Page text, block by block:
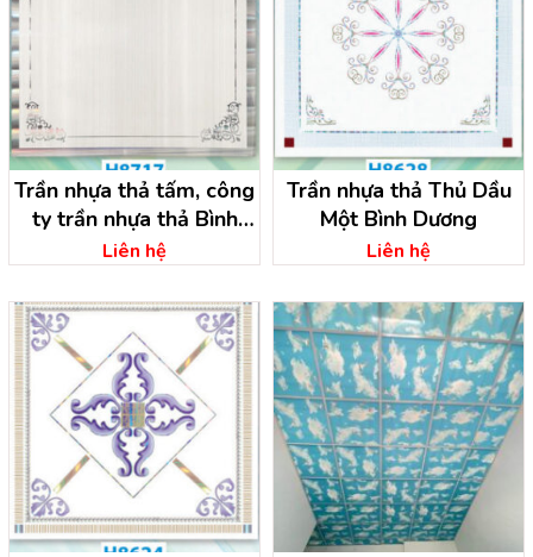
Trần nhựa thả tấm, công
ty trần nhựa thả Bình
Dương
Liên hệ
Trần nhựa thả Thủ Dầu
Một Bình Dương
Liên hệ